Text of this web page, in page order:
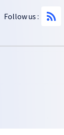
Follow us :